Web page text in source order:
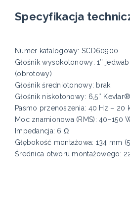
Specyfikacja
Numer katalogowy: SCD60900
Głośnik wysokotonowy: 1″
(obrotowy)
Głośnik średniotonowy: brak
Głośnik niskotonowy: 6,5″
Pasmo przenoszenia: 40 Hz – 20
Moc znamionowa (RMS): 40–150
Impedancja: 6 Ω
Głębokość montażowa: 134 mm
Średnica otworu montażowego: